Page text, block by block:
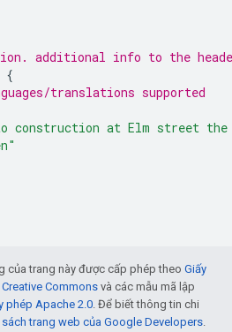
additional info to the
{
translations supported
construction at Elm street
của trang này được cấp phép theo Giấy
Commons và các mẫu mã lập
phép Apache 2.0. Để biết thông tin chi
sách trang web của Google Developers.